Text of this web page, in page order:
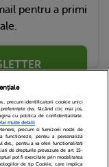
pentru a primi
precum identificatorii cookie unici
dvs. făcând clic mai jos,
cu politica de confidențialitate.
multe detalii
precum si furnizorii nostri de
functioneze, pentru a personaliza
dvs., pentru a va oferi functionalitati
de drepturile prevazute de art. 15-
pot fi exercitate prin modalitatea
de tip Cookie, care implica